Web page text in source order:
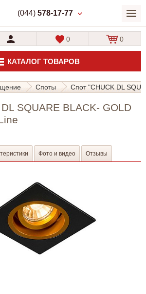
(044) 578-17-77
КАТАЛОГ ТОВАРОВ
0 0
Споты Спот "CHUCK DL
SQUARE BLACK- GOLD
Фото и видео Отзывы